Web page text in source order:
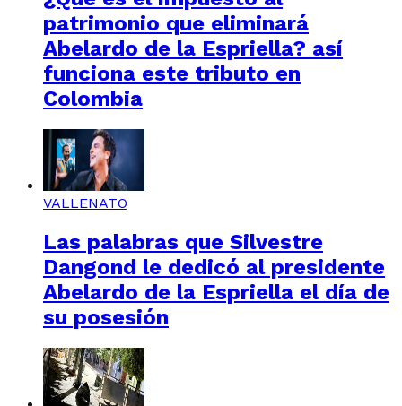
patrimonio que eliminará
Abelardo de la Espriella? así
funciona este tributo en
Colombia
VALLENATO
Las palabras que Silvestre
Dangond le dedicó al presidente
Abelardo de la Espriella el día de
su posesión